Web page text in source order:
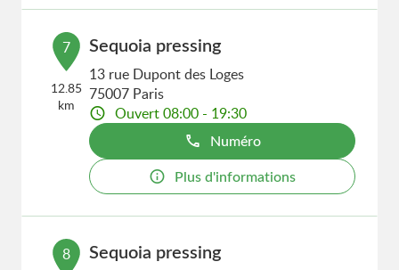
7
12.85
km
Sequoia pressing
13 rue Dupont des Loges
75007 Paris
Ouvert 08:00 - 19:30
Numéro
Plus d'informations
8 Sequoia pressing